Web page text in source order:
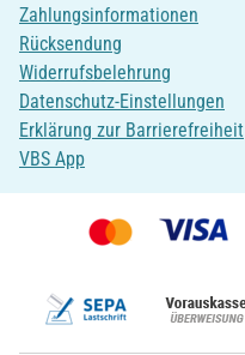
Zahlungsinformationen
Rücksendung
Widerrufsbelehrung
Datenschutz-Einstellungen
Erklärung zur Barrierefreiheit
VBS App